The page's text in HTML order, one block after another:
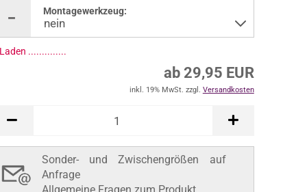
Montagewerkzeug:
inkl. 19% MwSt. zzgl. Versandkosten
In den Warenkorb